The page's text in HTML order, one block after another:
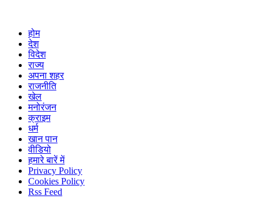
होम
देश
विदेश
राज्य
अपना शहर
राजनीति
खेल
मनोरंजन
क्राइम
धर्म
खान पान
वीडियो
हमारे बारें में
Privacy Policy
Cookies Policy
Rss Feed